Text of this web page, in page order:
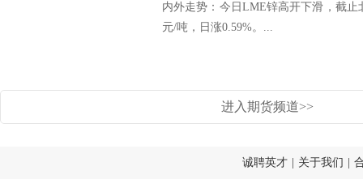
内外走势：今日LME锌高开下滑，截止
元/吨，日涨0.59%。...
进入期货频道>>
诚聘英才 关于我们